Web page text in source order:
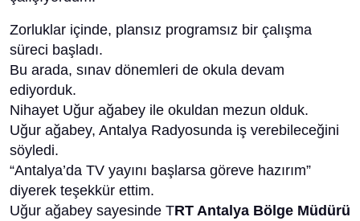
Zorluklar içinde, plansız programsız bir çalışma
süreci başladı.
Bu arada, sınav dönemleri de okula devam
ediyorduk.
Nihayet Uğur ağabey ile okuldan mezun olduk.
Uğur ağabey, Antalya Radyosunda iş verebileceğini
söyledi.
“Antalya’da TV yayını başlarsa göreve hazırım”
diyerek teşekkür ettim.
Uğur ağabey sayesinde TRT Antalya Bölge Müdürü